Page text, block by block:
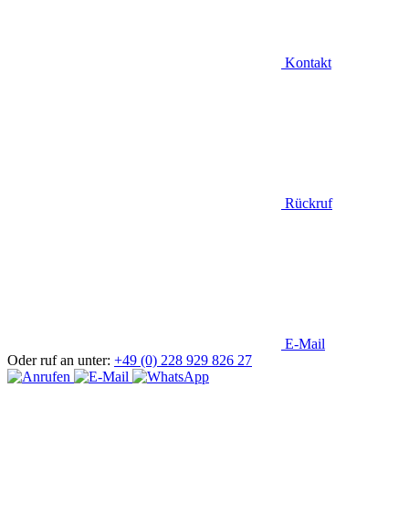
Kontakt
Rückruf
E-Mail
Oder ruf an unter: +49 (0) 228 929 826 27